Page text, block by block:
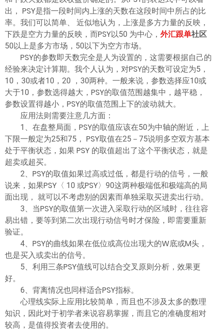
ไทย
出， PSY是指一段时间内上涨的天数在这段时间中所占的比
率。我们可以简单、 近似地认为，上涨是多方力量的反映，
下跌是空方力量的反映，而PSY以50 为中心， 外汇跟单社区
50以上是多方市场，50以下为空方市场。
PSY的参数即天数完全是人为设置的，这需要根据自己的
经验来决定计算期。我个人认为，对PSY的天数可设定为5，
10，30或者10，20 ，30两种。一般来说，参数选择应10或
大于10，参数选得越大，PSY的取值范围越集中，越平稳，
参数设置得越小，PSY的取值范围上下的波动就大。
应用法则需要注意几方面：
1、在盘整局面，PSY的取值应该在50为中轴的附近，上
下限一般定为25和75， PSY取值在25－75说明多空双方基本
处于平衡状态，如果 PSY 的取值超出了这个平衡状态，就是
超卖或超买。
2、PSY的取值如果过高或过低，都是行动的信号，一般
说来，如果PSY〈 10 或PSY〉90这两种极端低和极端高的局
面出现， 就可以不考虑别的因素而单独采取买进卖出行动。
3、当PSY的取值第一次进入采取行动的区域时，往往容
易出错，要等到第二次出现行动信号时才保险，即需要重新
验证。
4、PSY的曲线如果在低位或高位出现大的W底或M头，
也是买入或卖出的信号。
5、利用三条PSY值线可以结合交叉原则分析，效果更
好。
6、背离情况也同样适合PSY指标。
心理线实际上应用比较简单，而且也不涉及太多的数理
知识，因此对于初学者来说容易掌握，而且它的准确度相对
较高，是值得投资者去使用的。